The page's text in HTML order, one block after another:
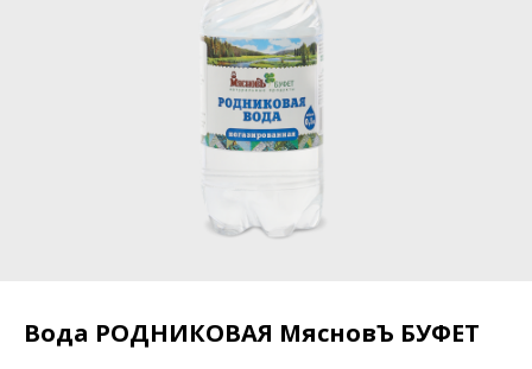
Вода РОДНИКОВАЯ МясновЪ БУФЕТ